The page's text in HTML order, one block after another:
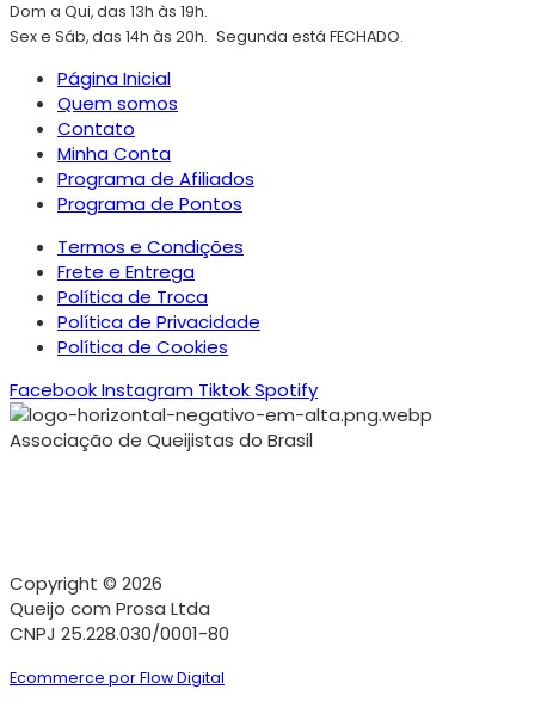
Dom a Qui, das 13h às 19h.
Sex e Sáb, das 14h às 20h. Segunda está FECHADO.
Página Inicial
Quem somos
Contato
Minha Conta
Programa de Afiliados
Programa de Pontos
Termos e Condições
Frete e Entrega
Política de Troca
Política de Privacidade
Política de Cookies
FacebookInstagram TiktokSpotify
Associação de Queijistas do Brasil
Copyright © 2026
Queijo com Prosa Ltda
CNPJ 25.228.030/0001-80
Ecommerce por Flow Digital